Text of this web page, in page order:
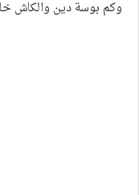
وكم بوسة دين والكاش